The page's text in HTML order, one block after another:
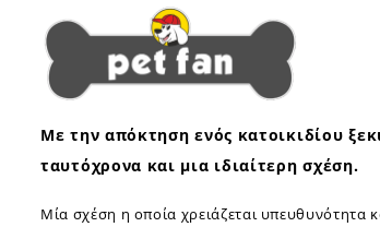
Με την απόκτηση ενός κατοικιδίου
ταυτόχρονα και μια ιδιαίτερη σχέση.
Μία σχέση η οποία χρειάζεται υπευθυνότητα